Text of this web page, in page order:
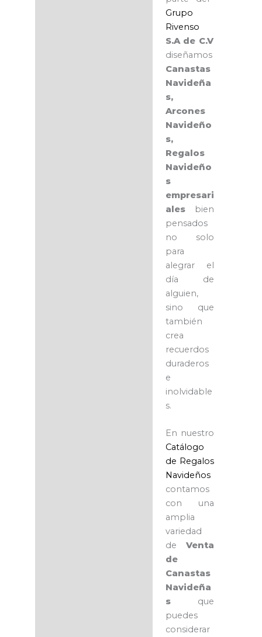
Grupo
Rivenso
S.A de C.V
diseñamos
Canastas
Navideña
s,
Arcones
Navideño
s,
Regalos
Navideño
s
empresari
alesbien
pensados
no solo
para
alegrar el
día de
alguien,
sino que
también
crea
recuerdos
duraderos
e
inolvidable
s.
En nuestro
Catálogo
de Regalos
Navideños
contamos
con una
amplia
variedad
de Venta
de
Canastas
Navideña
sque
puedes
considerar